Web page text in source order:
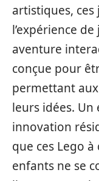
artistiques,
l’expérience
aventure
conçue pour
permettant
leurs idées.
innovation
que ces Lego
enfants ne se